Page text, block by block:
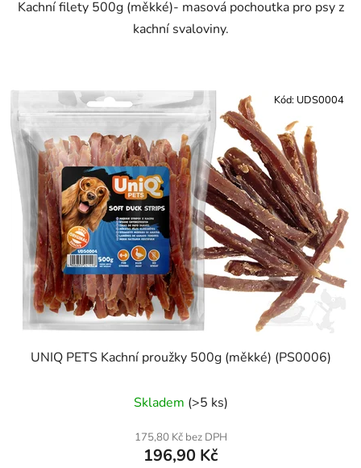
Kachní filety 500g (měkké)- masová pochoutka pro psy z
kachní svaloviny.
UNIQ PETS Kachní proužky 500g (měkké) (PS0006)
Skladem (>5 ks)
175,80 Kč bez DPH
196,90 Kč
Kód: UDS0004